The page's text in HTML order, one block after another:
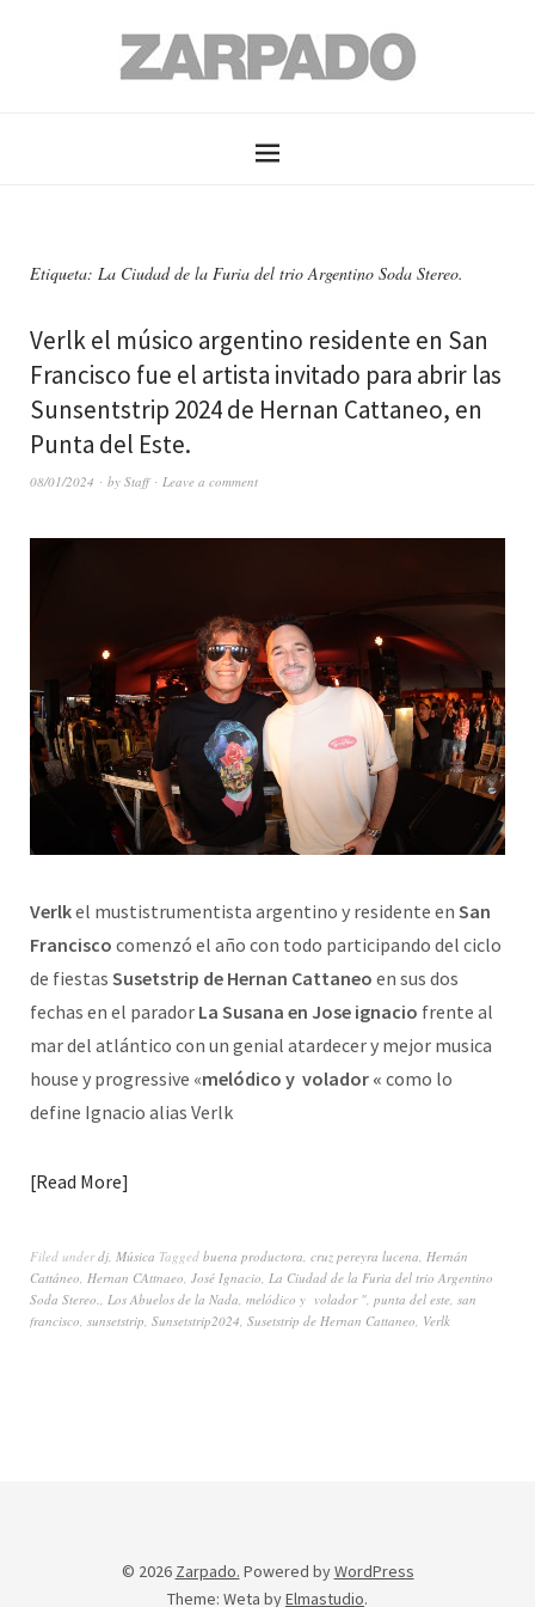
Etiqueta: La Ciudad de la Furia del trio Argentino Soda Stereo.
Verlk el músico argentino residente en San
Francisco fue el artista invitado para abrir las
Sunsentstrip 2024 de Hernan Cattaneo, en
Punta del Este.
08/01/2024 by Staff Leave a comment
Verlkel mustistrumentista argentino y residente en San
Francisco comenzó el año con todo participando del ciclo
de fiestas Susetstrip de Hernan Cattaneo en sus dos
fechas en el parador La Susana en Jose ignacio frente al
mar del atlántico con un genial atardecer y mejor musica
house y progressive «melódico y volador « como lo
define Ignacio alias Verlk
Read More
Filed underdj, Música Tagged buena productora, cruz pereyra lucena, Hernán
Cattáneo, Hernan CAttnaeo, José Ignacio, La Ciudad de la Furia del trio Argentino
Soda Stereo., Los Abuelos de la Nada, melódico y volador ", punta del este, san
francisco, sunsetstrip, Sunsetstrip2024, Susetstrip de Hernan Cattaneo, Verlk
© 2026 Zarpado. Powered byWordPress
Theme: Weta byElmastudio.